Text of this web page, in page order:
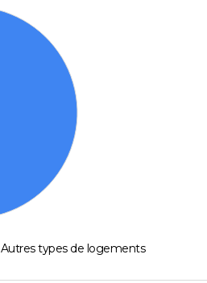
Autres types de logements